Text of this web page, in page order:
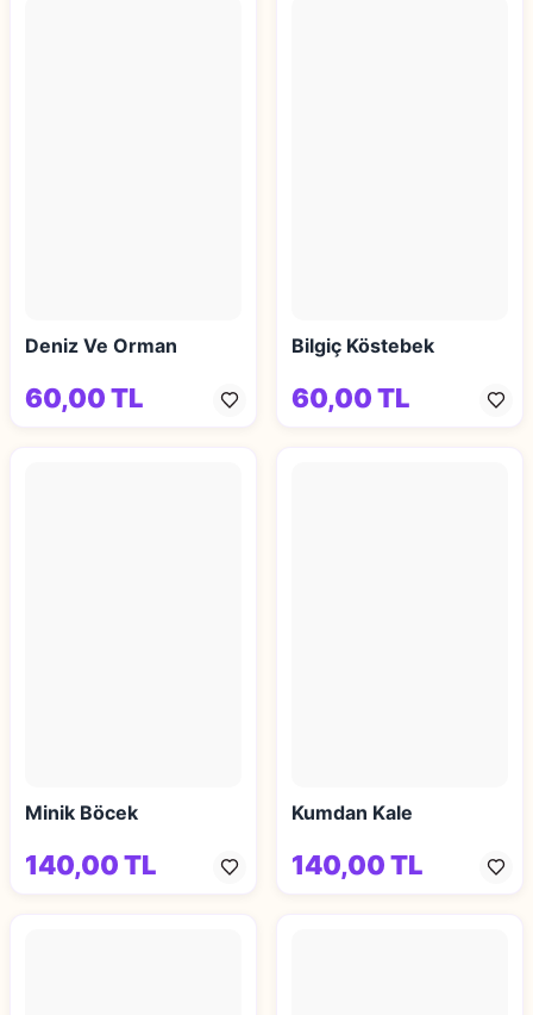
Deniz Ve Orman
60,00 TL
Bilgiç Köstebek
60,00 TL
Minik Böcek
140,00 TL
Kumdan Kale
140,00 TL